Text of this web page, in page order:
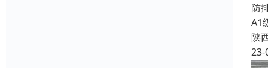
防
A1
陕
23-